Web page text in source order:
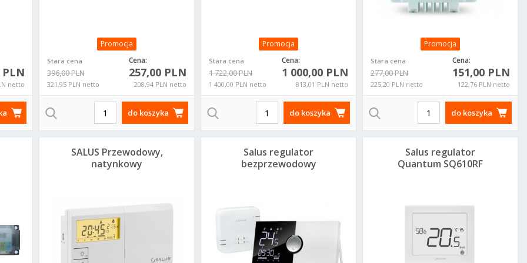
podnoszenia
ciśnienia
60212597
czarny z
przelewem
NHC_N10U
98609707
KEX-
09KTH2O
PLN
netto
Promocja
Stara cena
396,00 PLN
321,95 PLN netto
Cena:
257,00 PLN
208,94 PLN netto
do koszyka
Promocja
Stara cena
1 722,00 PLN
1 400,00 PLN netto
Cena:
1 000,00 PLN
813,01 PLN netto
do koszyka
Promocja
Stara cena
277,00 PLN
225,20 PLN netto
Cena:
151,00 PLN
122,76 PLN netto
do koszyka
SALUS Przewodowy,
natynkowy
Salus regulator
bezprzewodowy
Salus regulator
Quantum SQ610RF